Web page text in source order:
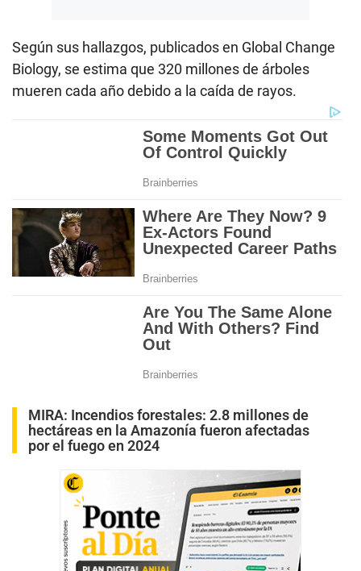
Según sus hallazgos, publicados en Global Change
Biology, se estima que 320 millones de árboles
mueren cada año debido a la caída de rayos.
MIRA: Incendios forestales: 2.8 millones de
hectáreas en la Amazonía fueron afectadas
por el fuego en 2024